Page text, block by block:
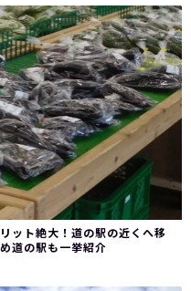
ット絶大！道の駅の近くへ移
道の駅も一挙紹介